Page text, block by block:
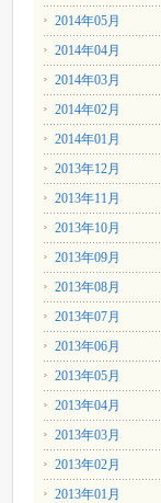
2014年05月
2014年04月
2014年03月
2014年02月
2014年01月
2013年12月
2013年11月
2013年10月
2013年09月
2013年08月
2013年07月
2013年06月
2013年05月
2013年04月
2013年03月
2013年02月
2013年01月